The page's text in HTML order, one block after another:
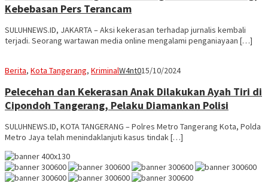
Kebebasan Pers Terancam
SULUHNEWS.ID, JAKARTA – Aksi kekerasan terhadap jurnalis kembali
terjadi. Seorang wartawan media online mengalami penganiayaan […]
Berita, Kota Tangerang, KriminalW4nt015/10/2024
Pelecehan dan Kekerasan Anak Dilakukan Ayah Tiri di
Cipondoh Tangerang, Pelaku Diamankan Polisi
SULUHNEWS.ID, KOTA TANGERANG – Polres Metro Tangerang Kota, Polda
Metro Jaya telah menindaklanjuti kasus tindak […]